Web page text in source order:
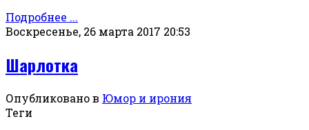
Подробнее ...
Воскресенье, 26 марта 2017 20:53
Шарлотка
Опубликовано в Юмор и ирония
Теги